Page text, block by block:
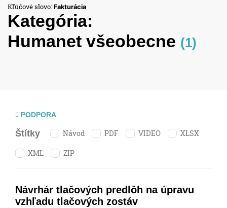
Kľúčové slovo: Fakturácia
Kategória:
Humanet všeobecne (1)
PODPORA
Štítky Návod PDF VIDEO XLSX
XML ZIP
Návrhár tlačových predlôh na úpravu
vzhľadu tlačových zostáv